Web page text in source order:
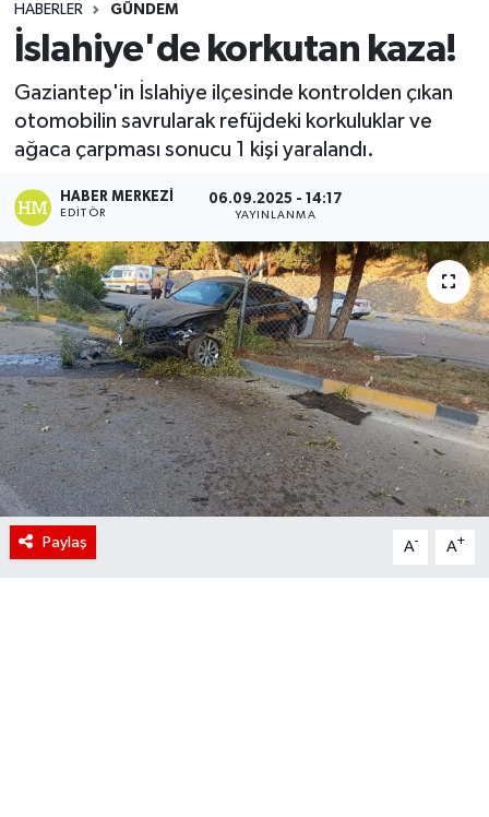
HABERLER GÜNDEM
İslahiye'de korkutan kaza!
Gaziantep'in İslahiye ilçesinde kontrolden çıkan
otomobilin savrularak refüjdeki korkuluklar ve
ağaca çarpması sonucu 1 kişi yaralandı.
HABER MERKEZI
EDITÖR
06.09.2025 - 14:17
YAYINLANMA
Paylaş A- A+
Yaşam